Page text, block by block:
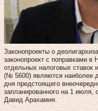
Законопроекты о
законопроект с поправками в
отдельных налоговых ставок
(№ 5600) являются наиболее
дня предстоящего
запланированного на 1
Давид Арахамия.